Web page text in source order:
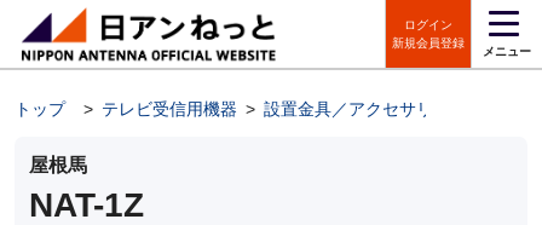
ログイン
新規会員登録
メニュー
トップ > テレビ受信用機器 > 設置金具／アクセサリ
屋根馬
NAT-1Z